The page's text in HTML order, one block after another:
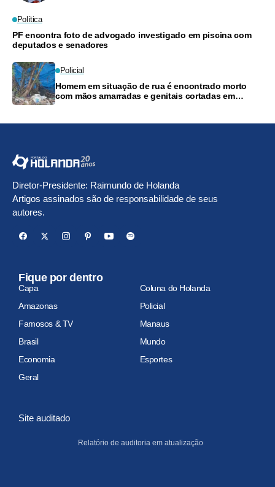
Política
PF encontra foto de advogado investigado em piscina com
deputados e senadores
Policial
Homem em situação de rua é encontrado morto
com mãos amarradas e genitais cortadas em
Diretor-Presidente: Raimundo de Holanda
Artigos assinados são de responsabilidade de seus
autores.
Fique por dentro
Capa
Coluna do Holanda
Amazonas
Policial
Famosos & TV
Manaus
Brasil
Mundo
Economia
Esportes
Geral
Site auditado
Relatório de auditoria em atualização